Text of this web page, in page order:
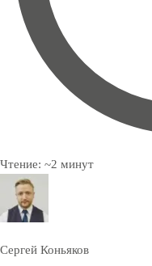
Чтение: ~2 минут
Сергей Коньяков